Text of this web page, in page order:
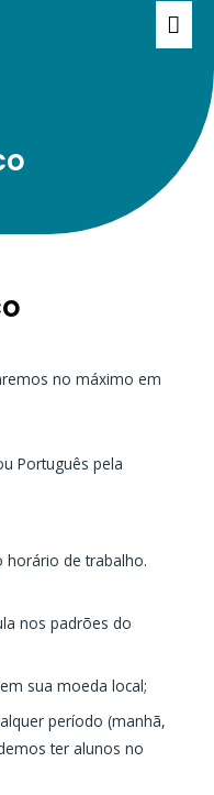
no máximo em
Português pela
horário de trabalho.
nos padrões do
sua moeda local;
período (manhã,
ter alunos no